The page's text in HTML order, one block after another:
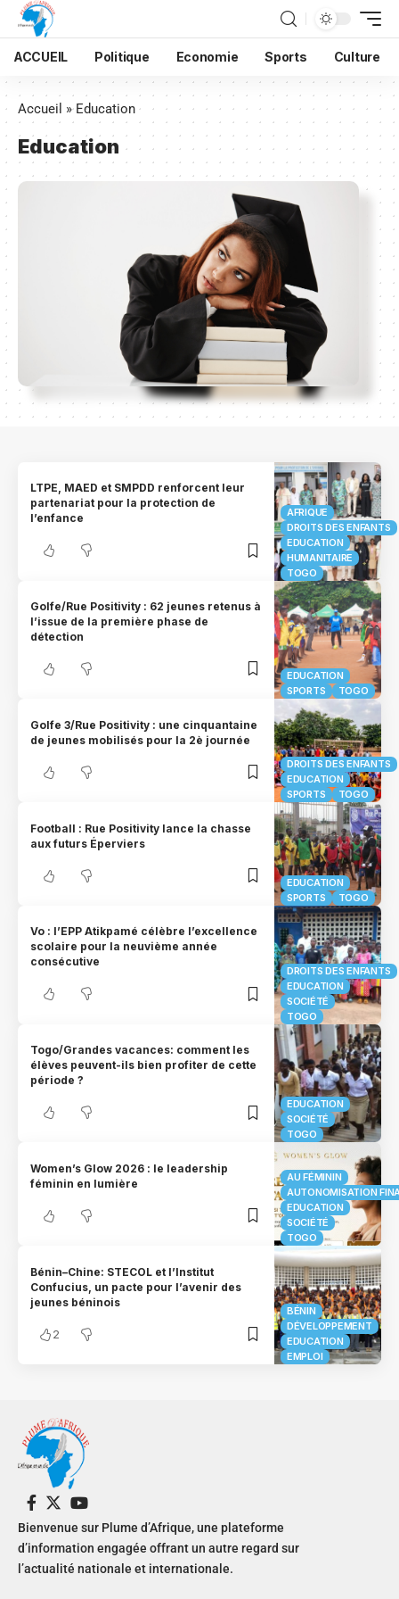
ACCUEIL Politique Economie Sports Culture
Accueil »Education
Education
AFRIQUE
DROITS DES ENFANTS
EDUCATION
HUMANITAIRE
TOGO
LTPE, MAED et SMPDD renforcent leur
partenariat pour la protection de
l’enfance
EDUCATION
SPORTS
TOGO
Golfe/Rue Positivity : 62 jeunes retenus à
l’issue de la première phase de
détection
DROITS DES ENFANTS
EDUCATION
SPORTS
TOGO
Golfe 3/Rue Positivity : une cinquantaine
de jeunes mobilisés pour la 2è journée
EDUCATION
SPORTS
TOGO
Football : Rue Positivity lance la chasse
aux futurs Éperviers
DROITS DES ENFANTS
EDUCATION
SOCIÉTÉ
TOGO
Vo : l’EPP Atikpamé célèbre l’excellence
scolaire pour la neuvième année
consécutive
EDUCATION
SOCIÉTÉ
TOGO
Togo/Grandes vacances: comment les
élèves peuvent-ils bien profiter de cette
période ?
AU FÉMININ
AUTONOMISATION
EDUCATION
SOCIÉTÉ
TOGO
Women’s Glow 2026 : le leadership
féminin en lumière
BÉNIN
DÉVELOPPEMENT
EDUCATION
EMPLOI
Bénin–Chine: STECOL et l’Institut
Confucius, un pacte pour l’avenir des
jeunes béninois
2
Bienvenue sur Plume d’Afrique, une plateforme
d’information engagée offrant un autre regard sur
l’actualité nationale et internationale.